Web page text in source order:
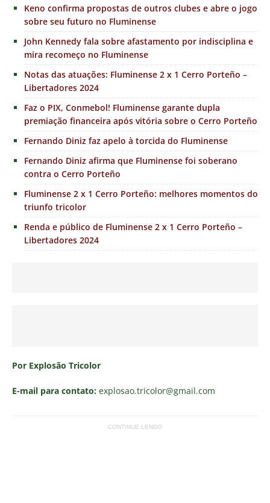
Keno confirma propostas de outros clubes e abre o jogo
sobre seu futuro no Fluminense
John Kennedy fala sobre afastamento por indisciplina e
mira recomeço no Fluminense
Notas das atuações: Fluminense 2 x 1 Cerro Porteño –
Libertadores 2024
Faz o PIX, Conmebol! Fluminense garante dupla
premiação financeira após vitória sobre o Cerro Porteño
Fernando Diniz faz apelo à torcida do Fluminense
Fernando Diniz afirma que Fluminense foi soberano
contra o Cerro Porteño
Fluminense 2 x 1 Cerro Porteño: melhores momentos do
triunfo tricolor
Renda e público de Fluminense 2 x 1 Cerro Porteño –
Libertadores 2024
Por Explosão Tricolor
E-mail para contato: explosao.tricolor@gmail.com
CONTINUE LENDO